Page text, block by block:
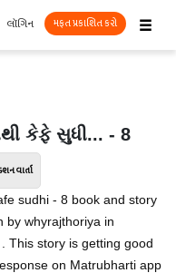
☰
લૉગિન મફત પ્રકાશિત કરો
કેફે સુધી... - 8
વાર્તા
sudhi - 8 book and story
by whyrajthoriya in
This story is getting good
on Matrubharti app